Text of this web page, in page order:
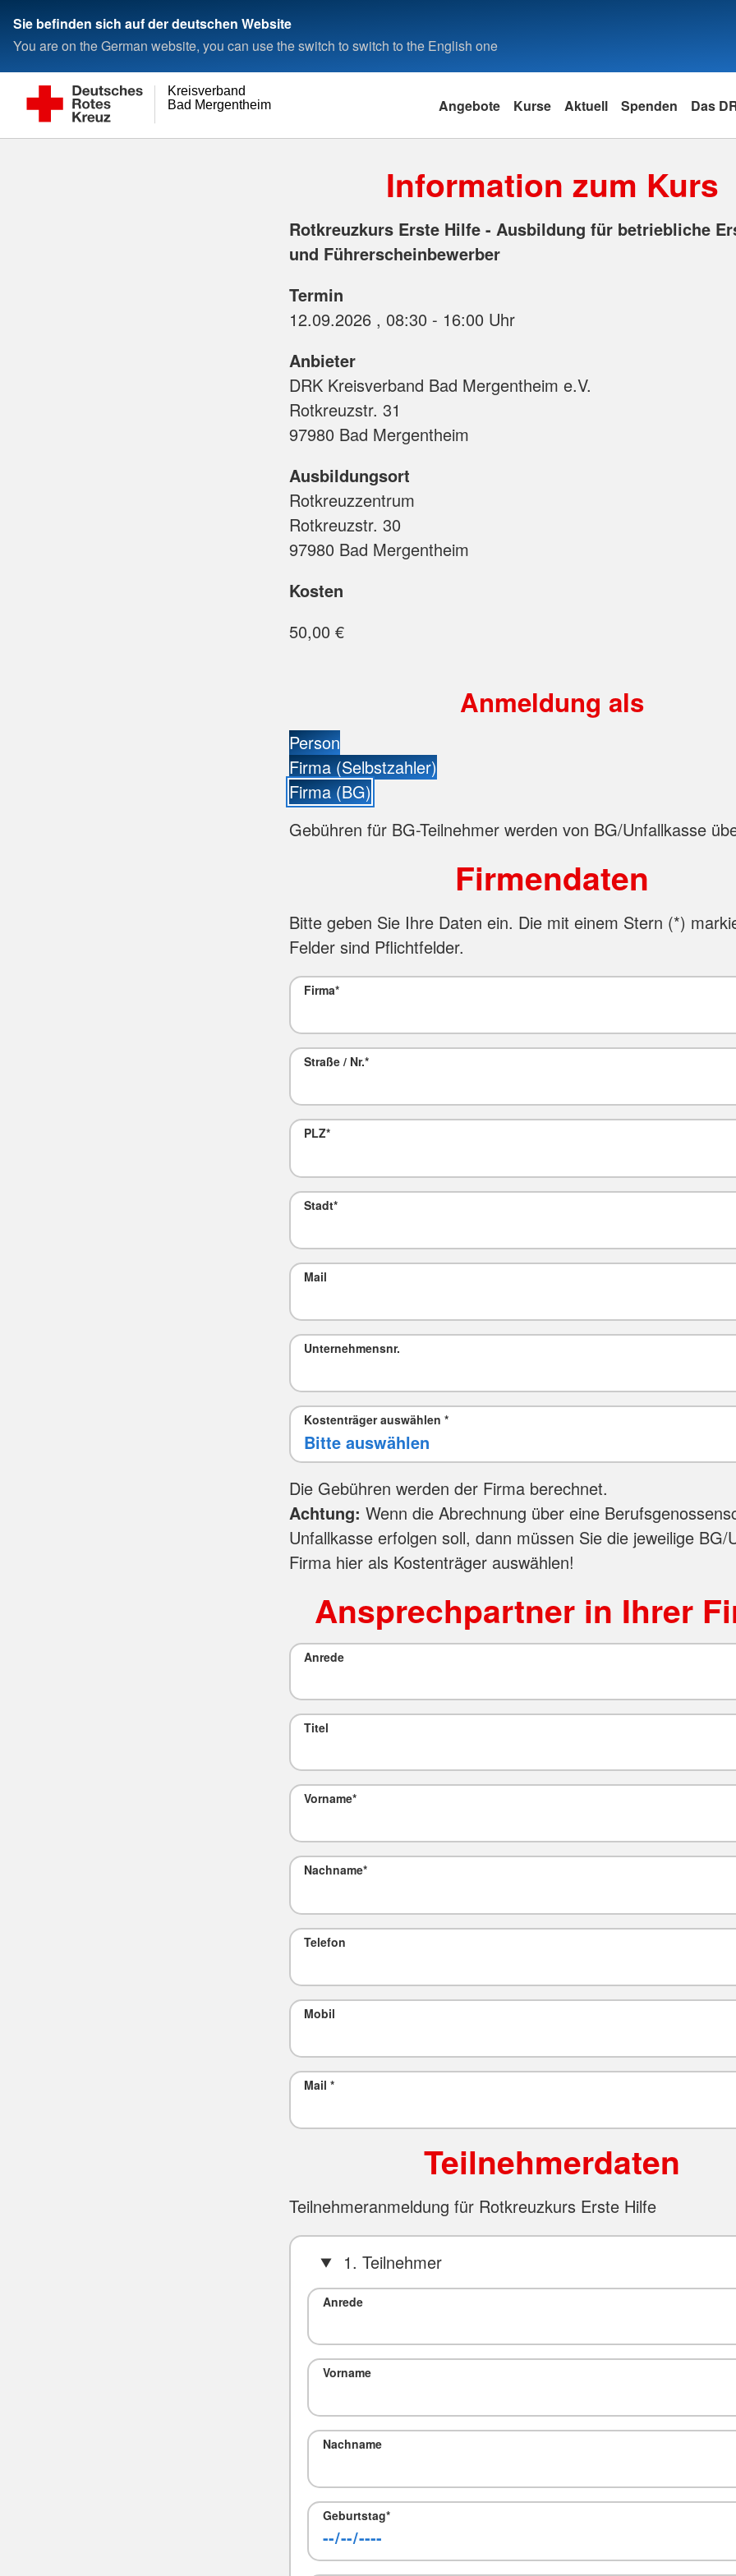
Sie befinden sich auf der deutschen Website
You are on the German website, you can use the switch to switch to the English one
Bad Mergentheim e.V.
Kreisverband
Angebote Kurse Aktuell Spenden Das
Information zum Kurs
Rotkreuzkurs Erste Hilfe - Ausbildung für betriebliche
und Führerscheinbewerber
Termin
12.09.2026 , 08:30 - 16:00 Uhr
Anbieter
DRK Kreisverband Bad Mergentheim e.V.
Rotkreuzstr. 31
97980 Bad Mergentheim
Ausbildungsort
Rotkreuzzentrum
Rotkreuzstr. 30
97980 Bad Mergentheim
Kosten
50,00 €
Anmeldung als
Person
Firma (Selbstzahler)
Firma (BG)
Gebühren für BG-Teilnehmer werden von BG/Unfallkasse
Firmendaten
Bitte geben Sie Ihre Daten ein. Die mit einem Stern (*)
Felder sind Pflichtfelder.
Firma*
Straße / Nr.*
PLZ*
Stadt*
Mail
Unternehmensnr.
Kostenträger auswählen*
Die Gebühren werden der Firma berechnet.
Achtung: Wenn die Abrechnung über eine
Unfallkasse erfolgen soll, dann müssen Sie die jeweilige BG/
Firma hier als Kostenträger auswählen!
Ansprechpartner in Ihrer
Anrede
Titel
Vorname*
Nachname*
Telefon
Mobil
Mail*
Teilnehmerdaten
Teilnehmeranmeldung für Rotkreuzkurs Erste Hilfe
1. Teilnehmer
Anrede
Vorname
Nachname
Geburtstag*